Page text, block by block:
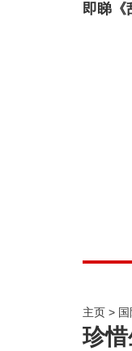
即睇《
主页
珍